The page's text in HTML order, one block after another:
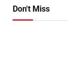
Don't Miss